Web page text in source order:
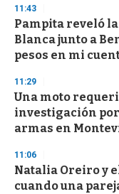
s
e
c
o
n
d
11:43
Pampita reveló
Blanca junto a
pesos en mi
11:29
Una moto
investigación
armas en
11:06
Natalia Oreiro y
cuando una